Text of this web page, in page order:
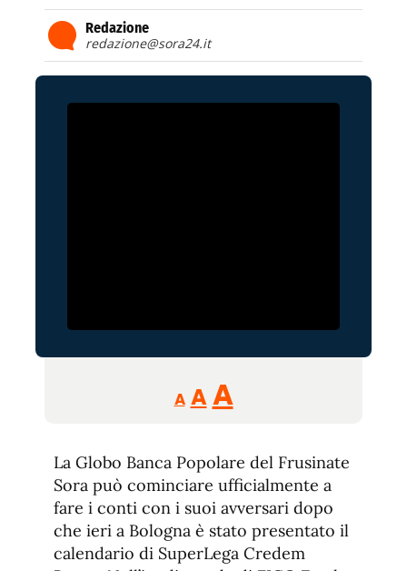
Redazione
redazione@sora24.it
A
Reducir
tamaño
A Restablecer
de
fuente
AAumentar
de
fuente.
La Globo Banca Popolare del Frusinate
Sora può cominciare ufficialmente a
fare i conti con i suoi avversari dopo
che ieri a Bologna è stato presentato il
calendario di SuperLega Credem